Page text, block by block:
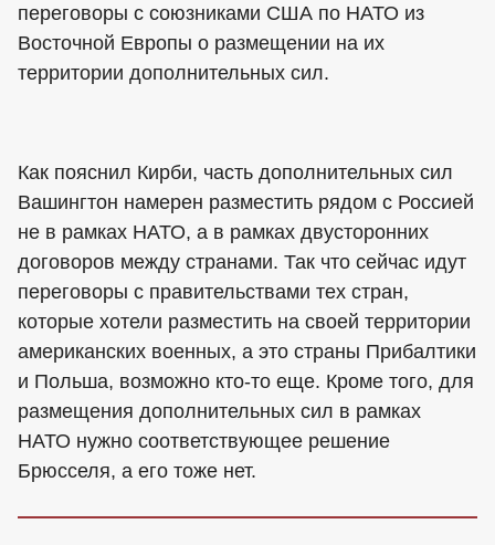
переговоры с союзниками США по НАТО из
Восточной Европы о размещении на их
территории дополнительных сил.
Как пояснил Кирби, часть дополнительных сил
Вашингтон намерен разместить рядом с Россией
не в рамках НАТО, а в рамках двусторонних
договоров между странами. Так что сейчас идут
переговоры с правительствами тех стран,
которые хотели разместить на своей территории
американских военных, а это страны Прибалтики
и Польша, возможно кто-то еще. Кроме того, для
размещения дополнительных сил в рамках
НАТО нужно соответствующее решение
Брюсселя, а его тоже нет.